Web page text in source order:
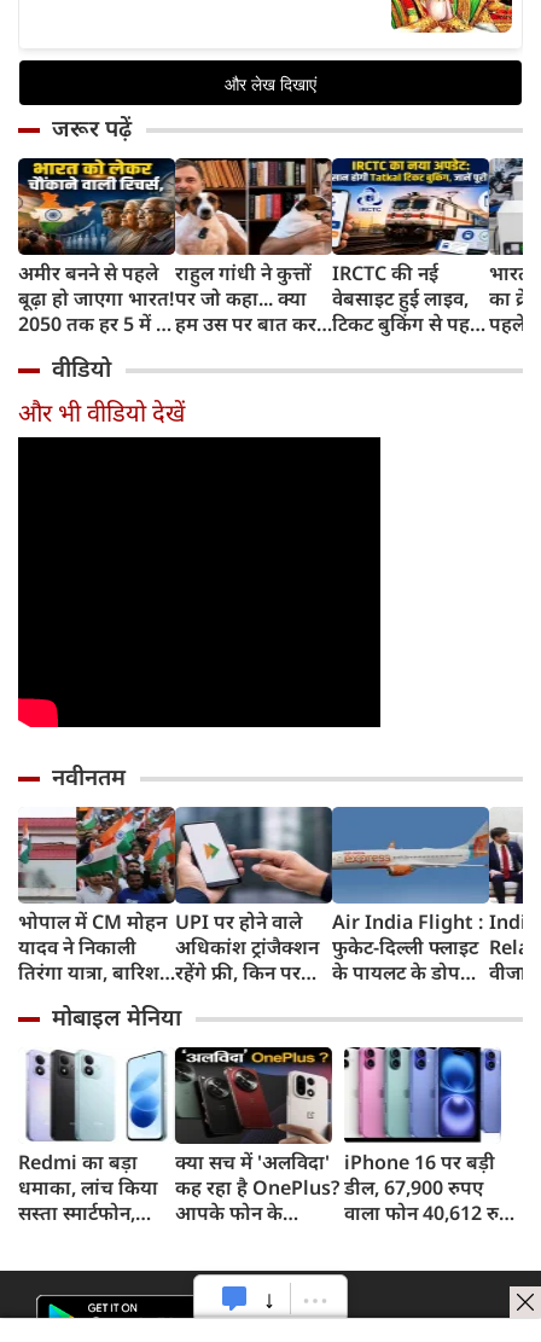
जरूर पढ़ें
अमीर बनने से पहले
बूढ़ा हो जाएगा भारत!
2050 तक हर 5 में 1
साल से ज्यादा उम्र का
राहुल गांधी ने कुत्तों
पर जो कहा... क्या
हम उस पर बात कर
IRCTC की नई
वेबसाइट हुई लाइव,
टिकट बुकिंग से पहले
काम, जानें पूरा
भारत
का
पहले
और
वीडियो
और भी वीडियो देखें
नवीनतम
भोपाल में CM मोहन
यादव ने निकाली
तिरंगा यात्रा, बारिश
ने दिखाया देशभक्ति
का जज्बा
UPI पर होने वाले
अधिकांश ट्रांजैक्शन
रहेंगे फ्री, किन पर
ने दिया बड़ा अपडेट
Air India Flight :
फुकेट-दिल्ली फ्लाइट
के पायलट के डोप
कहा- रिपोर्ट नहीं
मिली, टिप्पणी की
स्थिति में नहीं
वीजा
जेडी
मोबाइल मेनिया
Redmi का बड़ा
धमाका, लांच किया
सस्ता स्मार्टफोन,
क्या सच में 'अलविदा'
कह रहा है OnePlus?
आपके फोन के
iPhone 16 पर बड़ी
डील, 67,900 रुपए
वाला फोन 40,612 रुपए